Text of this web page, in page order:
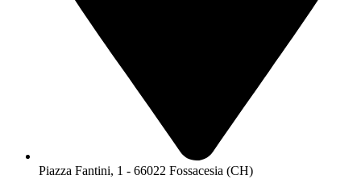
Piazza Fantini, 1 - 66022 Fossacesia (CH)